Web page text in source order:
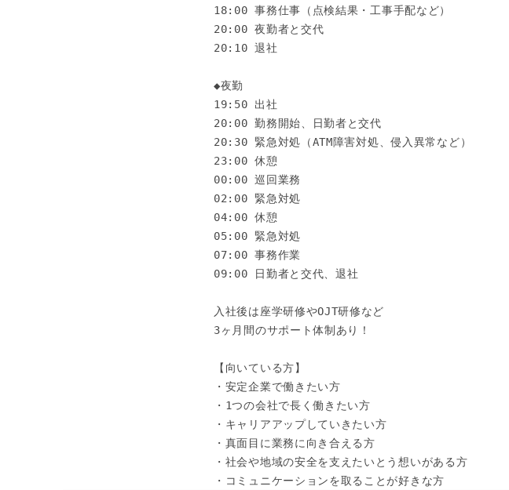
18:00 事務仕事（点検結果・工事手配など）
20:00 夜勤者と交代
20:10 退社
◆夜勤
19:50 出社
20:00 勤務開始、日勤者と交代
20:30 緊急対処（ATM障害対処、侵入異常など）
23:00 休憩
00:00 巡回業務
02:00 緊急対処
04:00 休憩
05:00 緊急対処
07:00 事務作業
09:00 日勤者と交代、退社
入社後は座学研修やOJT研修など
3ヶ月間のサポート体制あり！
【向いている方】
・安定企業で働きたい方
・1つの会社で長く働きたい方
・キャリアアップしていきたい方
・真面目に業務に向き合える方
・社会や地域の安全を支えたいとう想いがある方
・コミュニケーションを取ることが好きな方